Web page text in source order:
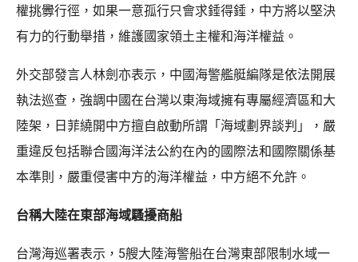
權挑釁行徑，如果一意孤行只會求錘得錘，中方將以堅決
有力的行動舉措，維護國家領土主權和海洋權益。
外交部發言人林劍亦表示，中國海警艦艇編隊是依法開展
執法巡查，強調中國在台灣以東海域擁有專屬經濟區和大
陸架，日菲繞開中方擅自啟動所謂「海域劃界談判」，嚴
重違反包括聯合國海洋法公約在內的國際法和國際關係基
本準則，嚴重侵害中方的海洋權益，中方絕不允許。
台稱大陸在東部海域騷擾商船
台灣海巡署表示，5艘大陸海警船在台灣東部限制水域一